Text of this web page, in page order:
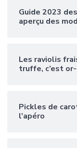
Guide 2023
aperçu des
Les raviolis
truffe, c’est
Pickles de
l’apéro